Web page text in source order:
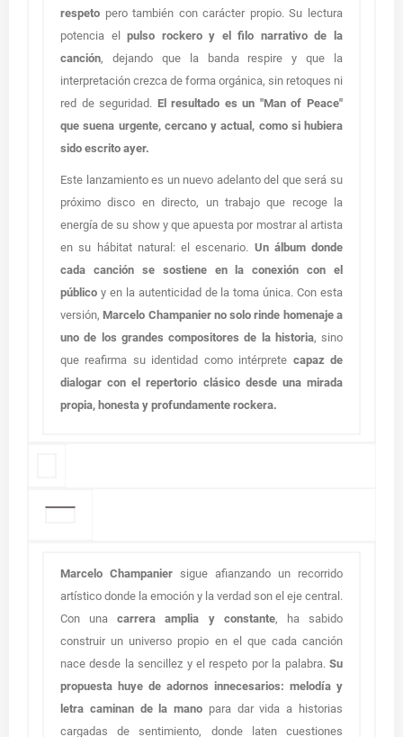
respeto pero también con carácter propio. Su lectura
potencia elpulso rockero y el filo narrativo de la
canción, dejando que la banda respire y que la
interpretación crezca de forma orgánica, sin retoques ni
red de seguridad. El resultado es un "Man of Peace"
que suena urgente, cercano y actual, como si hubiera
sido escrito ayer.
Este lanzamiento es un nuevo adelanto del que será su
próximo disco en directo, un trabajo que recoge la
energía de su show y que apuesta por mostrar al artista
en su hábitat natural: el escenario. Un álbum donde
cada canción se sostiene en la conexión con el
público y en la autenticidad de la toma única.Con esta
versión,Marcelo Champanier no solo rinde homenaje a
uno de los grandes compositores de la historia, sino
que reafirma su identidad como intérprete capaz de
dialogar con el repertorio clásico desde una mirada
propia, honesta y profundamente rockera.
Marcelo Champanier sigue afianzando un recorrido
artístico donde la emoción y la verdad son el eje central.
Con unacarrera amplia y constante, ha sabido
construir un universo propio en el que cada canción
nace desde la sencillez y el respeto por la palabra. Su
propuesta huye de adornos innecesarios: melodía y
letra caminan de la mano para dar vida a historias
cargadas de sentimiento, donde laten cuestiones